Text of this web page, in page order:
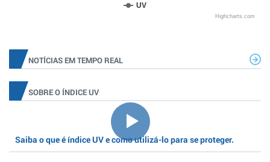
UV
Highcharts.com
NOTÍCIAS EM TEMPO REAL
SOBRE O ÍNDICE UV
Saiba o que é índice UV e como utilizá-lo para se proteger.